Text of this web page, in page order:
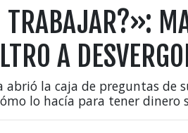
A
abrió la caja de preguntas de
lo hacía para tener dinero